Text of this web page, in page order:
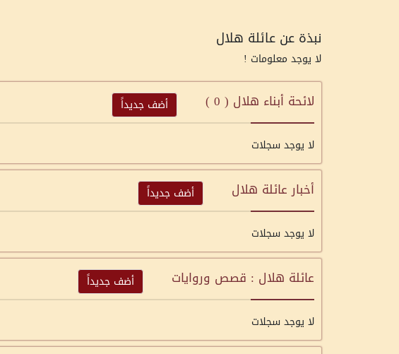
نبذة عن عائلة هلال
لا يوجد معلومات !
لائحة أبناء هلال ( 0
) أضف جديداً
لا يوجد سجلات
أخبار عائلة هلال أضف جديداً
لا يوجد سجلات
عائلة هلال : قصص وروايات أضف جديداً
لا يوجد سجلات